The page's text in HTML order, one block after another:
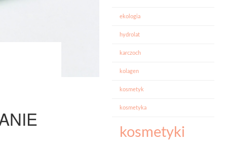
ekologia
hydrolat
karczoch
kolagen
kosmetyk
kosmetyka
kosmetyki